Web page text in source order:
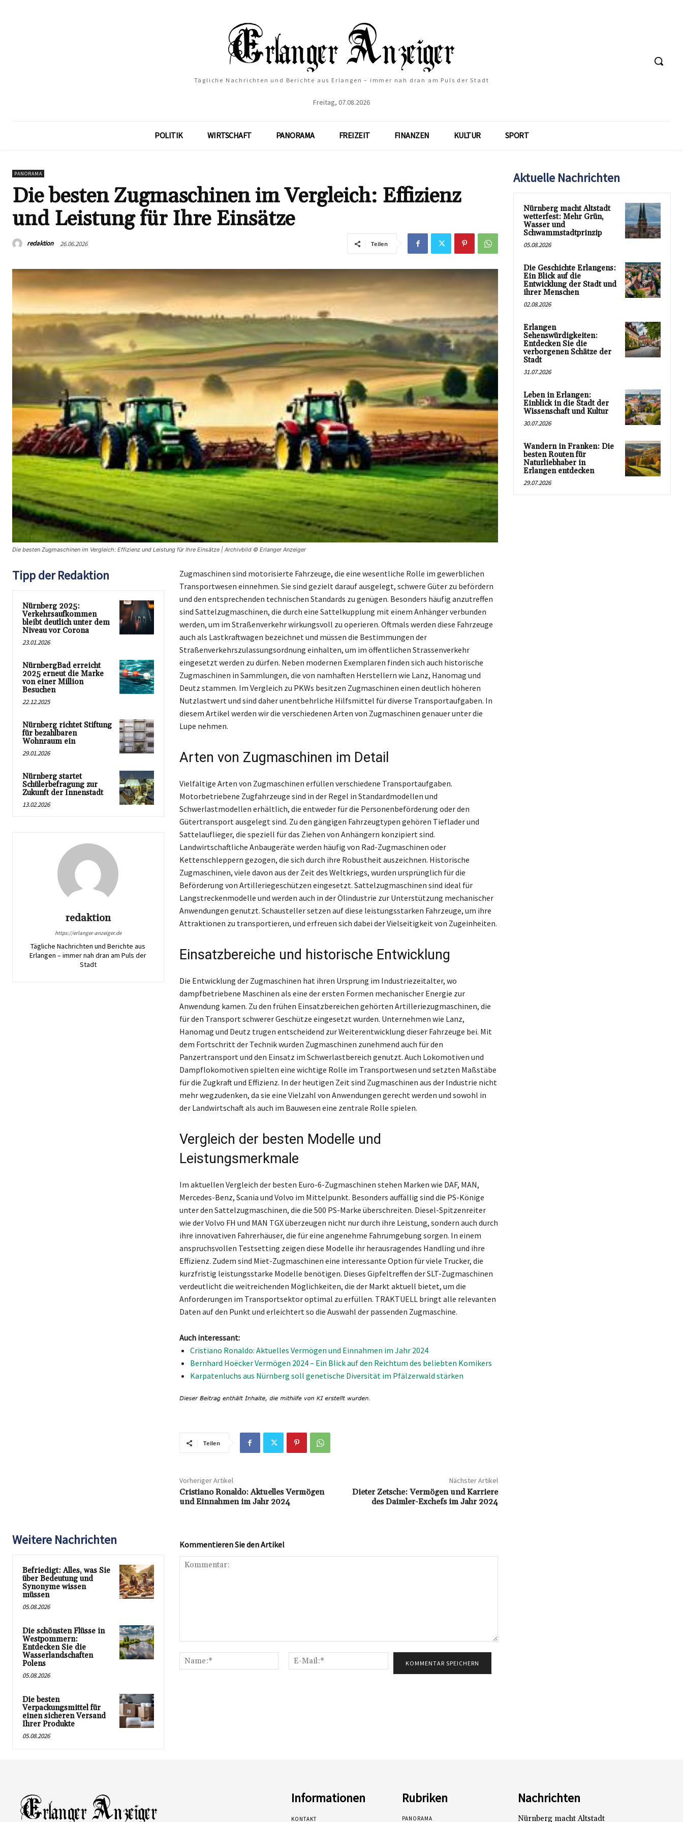
Tägliche Nachrichten und Berichte aus Erlangen – immer nah dran am Puls der Stadt
Freitag, 07.08.2026
POLITIK WIRTSCHAFT PANORAMA FREIZEIT FINANZEN KULTUR SPORT
PANORAMA
Die besten Zugmaschinen im Vergleich: Effizienz
und Leistung für Ihre Einsätze
redaktion 26.06.2026 Teilen
Die besten Zugmaschinen im Vergleich: Effizienz und Leistung für Ihre Einsätze | Archivbild © Erlanger Anzeiger
Tipp der Redaktion
Nürnberg 2025:
Verkehrsaufkommen
bleibt deutlich unter dem
Niveau vor Corona
23.01.2026
NürnbergBad erreicht
2025 erneut die Marke
von einer Million
Besuchen
22.12.2025
Nürnberg richtet Stiftung
für bezahlbaren
Wohnraum ein
29.01.2026
Nürnberg startet
Schülerbefragung zur
Zukunft der Innenstadt
13.02.2026
redaktion
https://erlanger-anzeiger.de
Tägliche Nachrichten und Berichte aus
Erlangen – immer nah dran am Puls der
Stadt
Zugmaschinen sind motorisierte Fahrzeuge, die eine wesentliche Rolle im gewerblichen
Transportwesen einnehmen. Sie sind gezielt darauf ausgelegt, schwere Güter zu befördern
und den entsprechenden technischen Standards zu genügen. Besonders häufig anzutreffen
sind Sattelzugmaschinen, die durch eine Sattelkupplung mit einem Anhänger verbunden
werden, um im Straßenverkehr wirkungsvoll zu operieren. Oftmals werden diese Fahrzeuge
auch als Lastkraftwagen bezeichnet und müssen die Bestimmungen der
Straßenverkehrszulassungsordnung einhalten, um im öffentlichen Strassenverkehr
eingesetzt werden zu dürfen. Neben modernen Exemplaren finden sich auch historische
Zugmaschinen in Sammlungen, die von namhaften Herstellern wie Lanz, Hanomag und
Deutz stammen. Im Vergleich zu PKWs besitzen Zugmaschinen einen deutlich höheren
Nutzlastwert und sind daher unentbehrliche Hilfsmittel für diverse Transportaufgaben. In
diesem Artikel werden wir die verschiedenen Arten von Zugmaschinen genauer unter die
Lupe nehmen.
Arten von Zugmaschinen im Detail
Vielfältige Arten von Zugmaschinen erfüllen verschiedene Transportaufgaben.
Motorbetriebene Zugfahrzeuge sind in der Regel in Standardmodellen und
Schwerlastmodellen erhältlich, die entweder für die Personenbeförderung oder den
Gütertransport ausgelegt sind. Zu den gängigen Fahrzeugtypen gehören Tieflader und
Sattelauflieger, die speziell für das Ziehen von Anhängern konzipiert sind.
Landwirtschaftliche Anbaugeräte werden häufig von Rad-Zugmaschinen oder
Kettenschleppern gezogen, die sich durch ihre Robustheit auszeichnen. Historische
Zugmaschinen, viele davon aus der Zeit des Weltkriegs, wurden ursprünglich für die
Beförderung von Artilleriegeschützen eingesetzt. Sattelzugmaschinen sind ideal für
Langstreckenmodelle und werden auch in der Ölindustrie zur Unterstützung mechanischer
Anwendungen genutzt. Schausteller setzen auf diese leistungsstarken Fahrzeuge, um ihre
Attraktionen zu transportieren, und erfreuen sich dabei der Vielseitigkeit von Zugeinheiten.
Einsatzbereiche und historische Entwicklung
Die Entwicklung der Zugmaschinen hat ihren Ursprung im Industriezeitalter, wo
dampfbetriebene Maschinen als eine der ersten Formen mechanischer Energie zur
Anwendung kamen. Zu den frühen Einsatzbereichen gehörten Artilleriezugmaschinen, die
für den Transport schwerer Geschütze eingesetzt wurden. Unternehmen wie Lanz,
Hanomag und Deutz trugen entscheidend zur Weiterentwicklung dieser Fahrzeuge bei. Mit
dem Fortschritt der Technik wurden Zugmaschinen zunehmend auch für den
Panzertransport und den Einsatz im Schwerlastbereich genutzt. Auch Lokomotiven und
Dampflokomotiven spielten eine wichtige Rolle im Transportwesen und setzten Maßstäbe
für die Zugkraft und Effizienz. In der heutigen Zeit sind Zugmaschinen aus der Industrie nicht
mehr wegzudenken, da sie eine Vielzahl von Anwendungen gerecht werden und sowohl in
der Landwirtschaft als auch im Bauwesen eine zentrale Rolle spielen.
Vergleich der besten Modelle und
Leistungsmerkmale
Im aktuellen Vergleich der besten Euro-6-Zugmaschinen stehen Marken wie DAF, MAN,
Mercedes-Benz, Scania und Volvo im Mittelpunkt. Besonders auffällig sind die PS-Könige
unter den Sattelzugmaschinen, die die 500 PS-Marke überschreiten. Diesel-Spitzenreiter
wie der Volvo FH und MAN TGX überzeugen nicht nur durch ihre Leistung, sondern auch durch
ihre innovativen Fahrerhäuser, die für eine angenehme Fahrumgebung sorgen. In einem
anspruchsvollen Testsetting zeigen diese Modelle ihr herausragendes Handling und ihre
Effizienz. Zudem sind Miet-Zugmaschinen eine interessante Option für viele Trucker, die
kurzfristig leistungsstarke Modelle benötigen. Dieses Gipfeltreffen der SLT-Zugmaschinen
verdeutlicht die weitreichenden Möglichkeiten, die der Markt aktuell bietet, um die
Anforderungen im Transportsektor optimal zu erfüllen. TRAKTUELL bringt alle relevanten
Daten auf den Punkt und erleichtert so die Auswahl der passenden Zugmaschine.
Auch interessant:
Cristiano Ronaldo: Aktuelles Vermögen und Einnahmen im Jahr 2024
Bernhard Hoëcker Vermögen 2024 – Ein Blick auf den Reichtum des beliebten Komikers
Karpatenluchs aus Nürnberg soll genetische Diversität im Pfälzerwald stärken
Teilen
Vorheriger Artikel
Cristiano Ronaldo: Aktuelles Vermögen
und Einnahmen im Jahr 2024
Nächster Artikel
Dieter Zetsche: Vermögen und Karriere
des Daimler-Exchefs im Jahr 2024
Weitere Nachrichten
Befriedigt: Alles, was Sie
über Bedeutung und
Synonyme wissen
müssen
05.08.2026
Die schönsten Flüsse in
Westpommern:
Entdecken Sie die
Wasserlandschaften
Polens
05.08.2026
Die besten
Verpackungsmittel für
einen sicheren Versand
Ihrer Produkte
05.08.2026
Kommentieren Sie den Artikel
Name:*
Mail:*
Aktuelle Nachrichten
Nürnberg macht Altstadt
wetterfest: Mehr Grün,
Wasser und
Schwammstadtprinzip
05.08.2026
Die Geschichte Erlangens:
Ein Blick auf die
Entwicklung der Stadt und
ihrer Menschen
02.08.2026
Erlangen
Sehenswürdigkeiten:
Entdecken Sie die
verborgenen Schätze der
Stadt
31.07.2026
Leben in Erlangen:
Einblick in die Stadt der
Wissenschaft und Kultur
30.07.2026
Wandern in Franken: Die
besten Routen für
Naturliebhaber in
Erlangen entdecken
29.07.2026
Informationen
KONTAKT
Rubriken
PANORAMA
Nachrichten
Nürnberg macht Altstadt